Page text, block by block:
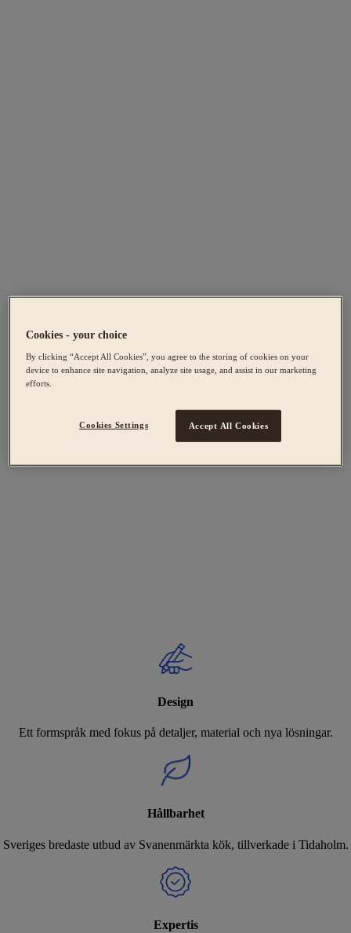
Design
Ett formspråk med fokus på detaljer, material och nya lösningar.
Hållbarhet
Sveriges bredaste utbud av Svanenmärkta kök, tillverkade i Tidaholm.
Expertis
Cookies - your choice
By clicking “Accept All Cookies”, you agree to the storing of cookies on your
device to enhance site navigation, analyze site usage, and assist in our marketing
efforts.
Cookies Settings Accept All Cookies